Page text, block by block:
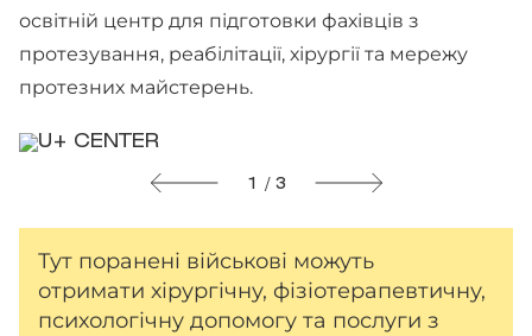
освітній центр для підготовки фахівців з
протезування, реабілітації, хірургії та мережу
протезних майстерень.
1 / 3
Тут поранені військові можуть
отримати хірургічну, фізіотерапевтичну,
психологічну допомогу та послуги з